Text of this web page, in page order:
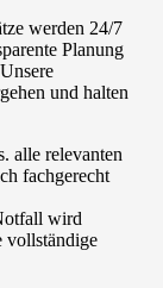
werden 24/7
Planung
und halten
alle relevanten
fachgerecht
wird
vollständige